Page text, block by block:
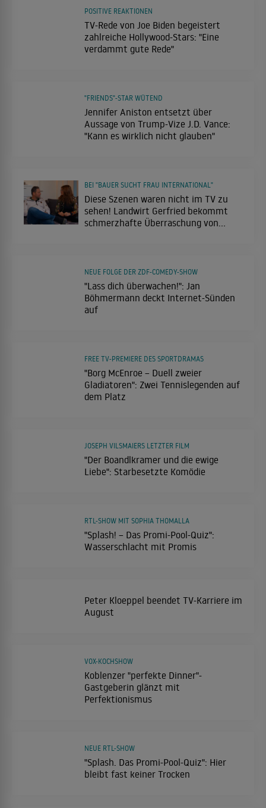
TV-Rede von Joe Biden begeistert
zahlreiche Hollywood-Stars: "Eine
verdammt gute Rede"
POSITIVE REAKTIONEN
Jennifer Aniston entsetzt über
Aussage von Trump-Vize J.D. Vance:
"Kann es wirklich nicht glauben"
"FRIENDS"-STAR WÜTEND
Diese Szenen waren nicht im TV zu
sehen! Landwirt Gerfried bekommt
schmerzhafte Überraschung von
BEI "BAUER SUCHT FRAU INTERNATIONAL"
"Lass dich überwachen!": Jan
Böhmermann deckt Internet-Sünden
auf
NEUE FOLGE DER ZDF-COMEDY-SHOW
"Borg McEnroe – Duell zweier
Gladiatoren": Zwei Tennislegenden auf
dem Platz
FREE TV-PREMIERE DES SPORTDRAMAS
"Der Boandlkramer und die ewige
Liebe": Starbesetzte Komödie
JOSEPH VILSMAIERS LETZTER FILM
"Splash! – Das Promi-Pool-Quiz":
Wasserschlacht mit Promis
RTL-SHOW MIT SOPHIA THOMALLA
Peter Kloeppel beendet TV-Karriere im
August
Koblenzer "perfekte Dinner"-
Gastgeberin glänzt mit
Perfektionismus
VOX-KOCHSHOW
"Splash. Das Promi-Pool-Quiz": Hier
bleibt fast keiner Trocken
NEUE RTL-SHOW